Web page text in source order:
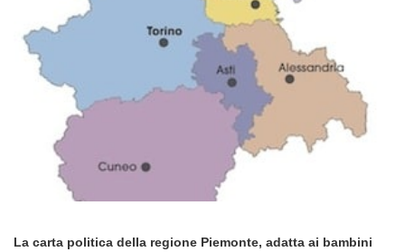
La carta politica della regione Piemonte, adatta ai bambini